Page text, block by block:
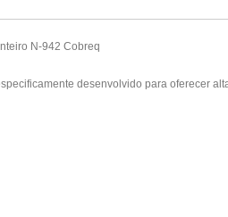
N-942 Cobreq
desenvolvido para oferecer